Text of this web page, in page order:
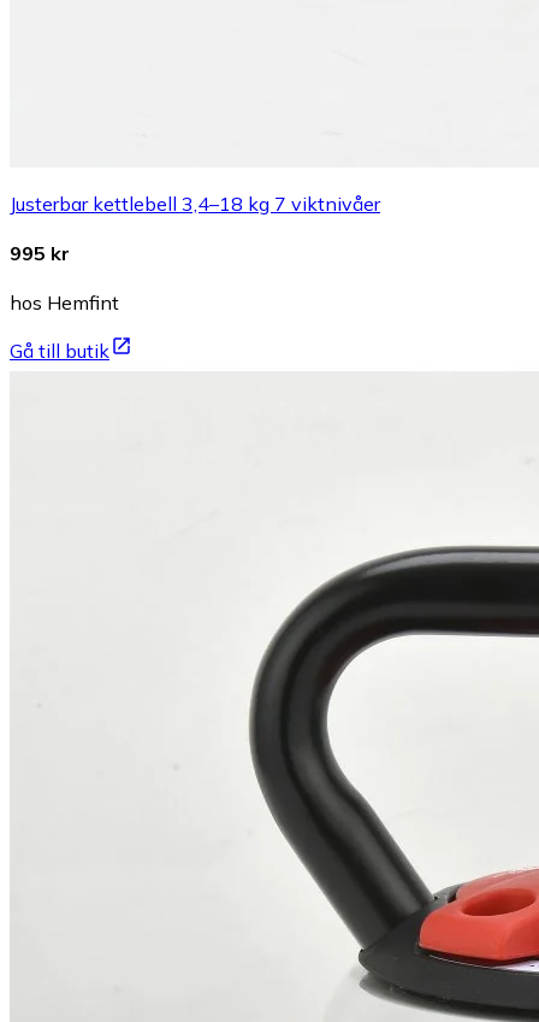
Justerbar kettlebell 3,4–18 kg 7 viktnivåer
995 kr
hos Hemfint
Gå till butik